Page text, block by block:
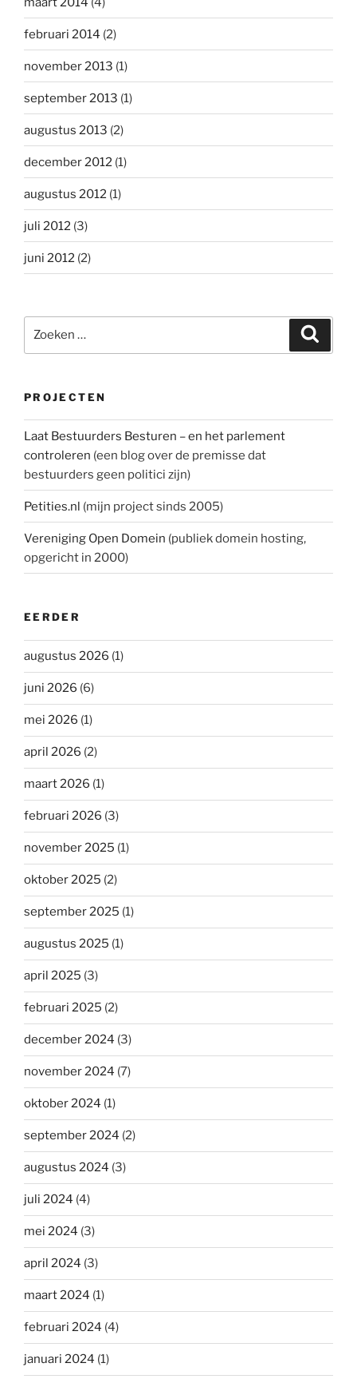
februari 2014 (2)
november 2013 (1)
september 2013 (1)
augustus 2013 (2)
december 2012 (1)
augustus 2012 (1)
juli 2012 (3)
juni 2012 (2)
naar:
PROJECTEN
Laat Bestuurders Besturen – en het parlement
controleren (een blog over de premisse dat
bestuurders geen politici zijn)
Petities.nl (mijn project sinds 2005)
Vereniging Open Domein (publiek domein hosting,
opgericht in 2000)
EERDER
augustus 2026 (1)
juni 2026 (6)
mei 2026 (1)
april 2026 (2)
maart 2026 (1)
februari 2026 (3)
november 2025 (1)
oktober 2025 (2)
september 2025 (1)
augustus 2025 (1)
april 2025 (3)
februari 2025 (2)
december 2024 (3)
november 2024 (7)
oktober 2024 (1)
september 2024 (2)
augustus 2024 (3)
juli 2024 (4)
mei 2024 (3)
april 2024 (3)
maart 2024 (1)
februari 2024 (4)
januari 2024 (1)